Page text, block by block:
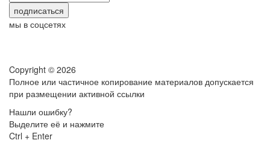
мы в соцсетях
Copyright © 2026
Полное или частичное копирование материалов допускается
при размещении активной ссылки
Нашли ошибку?
Выделите её и нажмите
Ctrl + Enter